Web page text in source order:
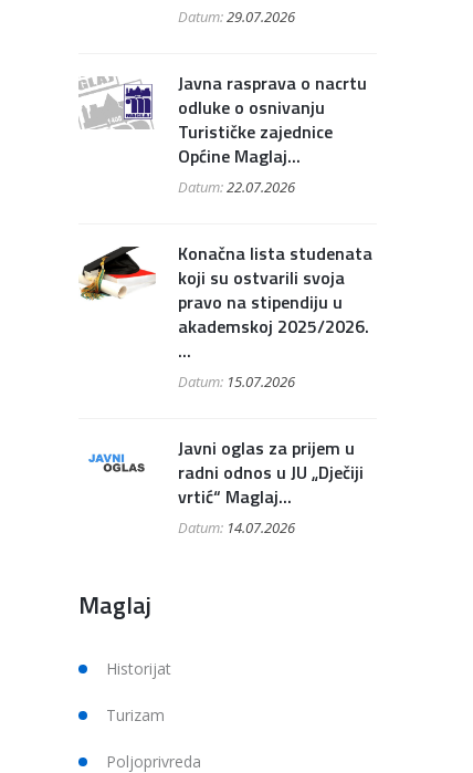
Datum:29.07.2026
Javna rasprava o nacrtu
odluke o osnivanju
Turističke zajednice
Općine Maglaj...
Datum:22.07.2026
Konačna lista studenata
koji su ostvarili svoja
pravo na stipendiju u
akademskoj 2025/2026.
...
Datum: 15.07.2026
Javni oglas za prijem u
radni odnos u JU „Dječiji
vrtić“ Maglaj...
Datum: 14.07.2026
Maglaj
Historijat
Turizam
Poljoprivreda